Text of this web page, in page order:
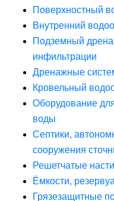
Поверхностный
Внутренний
Подземный
инфильтрации
Дренажные
Кровельный
Оборудование
воды
Септики,
сооружения
Решетчатые
Ёмкости,
Грязезащитные